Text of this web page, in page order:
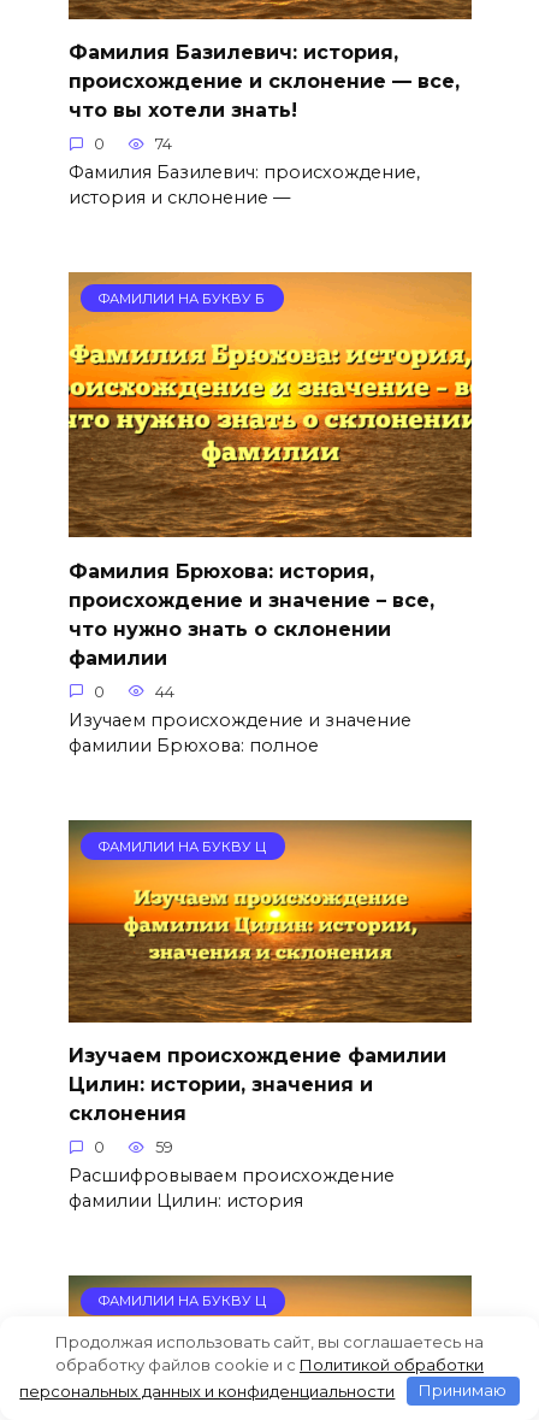
Фамилия Базилевич: история,
происхождение и склонение — все,
что вы хотели знать!
0 74
Фамилия Базилевич: происхождение,
история и склонение —
ФАМИЛИИ НА БУКВУ Б
Фамилия Брюхова: история,
происхождение и значение – все,
что нужно знать о склонении
фамилии
0 44
Изучаем происхождение и значение
фамилии Брюхова: полное
ФАМИЛИИ НА БУКВУ Ц
Изучаем происхождение фамилии
Цилин: истории, значения и
склонения
0 59
Расшифровываем происхождение
фамилии Цилин: история
ФАМИЛИИ НА БУКВУ Ц
Продолжая использовать сайт, вы соглашаетесь на
обработку файлов cookie и c Политикой обработки
персональных данных и конфиденциальности
Принимаю